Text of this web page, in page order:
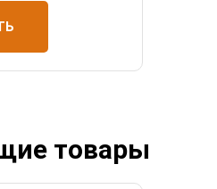
товары